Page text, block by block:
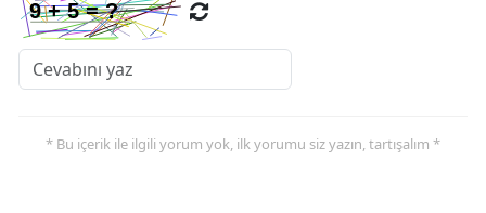
* Bu içerik ile ilgili yorum yok, ilk yorumu siz yazın, tartışalım *